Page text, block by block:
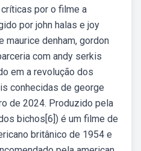
por o filme a
por john halas e joy
maurice denham, gordon
com andy serkis
em a revolução dos
conhecidas de george
de 2024. Produzido pela
bichos[6]) é um filme de
britânico de 1954 e